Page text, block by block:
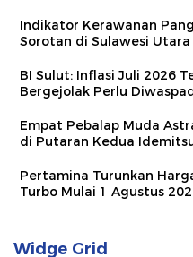
Indikator Kerawanan
Sorotan di Sulawesi Utara
BI Sulut: Inflasi Juli 2026
Bergejolak Perlu
Empat Pebalap Muda
di Putaran Kedua
Pertamina Turunkan
Turbo Mulai 1 Agustus
Widge Grid